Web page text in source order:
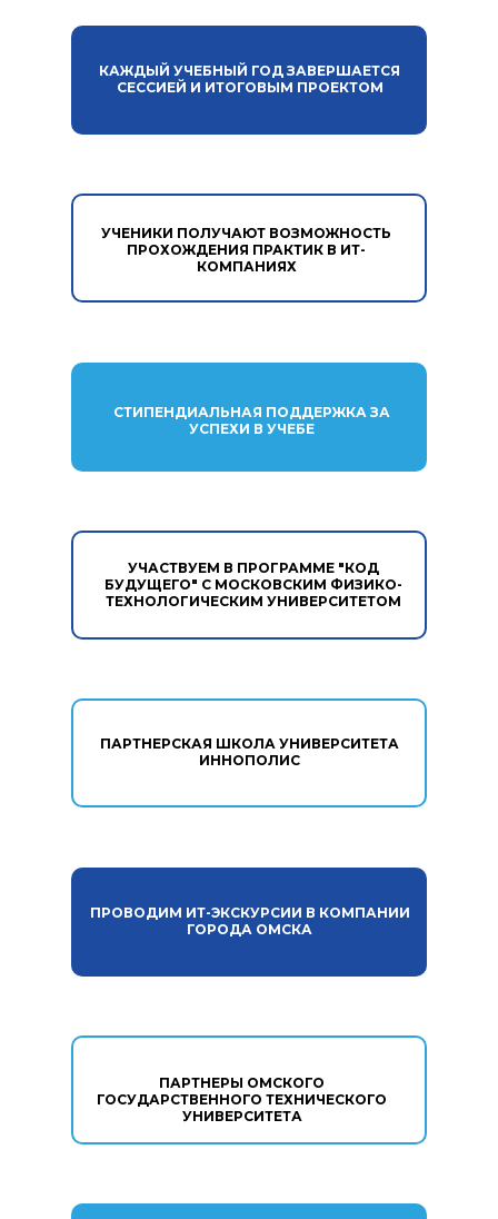
ПАРТНЕРСКАЯ ШКОЛА УНИВЕРСИТЕТА
ИННОПОЛИС
КАЖДЫЙ УЧЕБНЫЙ ГОД ЗАВЕРШАЕТСЯ
СЕССИЕЙ И ИТОГОВЫМ ПРОЕКТОМ
ПРОВОДИМ ИТ-ЭКСКУРСИИ В КОМПАНИИ
ГОРОДА ОМСКА
УЧЕНИКИ ПОЛУЧАЮТ ВОЗМОЖНОСТЬ
ПРОХОЖДЕНИЯ ПРАКТИК В ИТ-
КОМПАНИЯХ
ПАРТНЕРЫ ОМСКОГО
ГОСУДАРСТВЕННОГО ТЕХНИЧЕСКОГО
УНИВЕРСИТЕТА
СТИПЕНДИАЛЬНАЯ ПОДДЕРЖКА ЗА
УСПЕХИ В УЧЕБЕ
УЧАСТВУЕМ В ПРОГРАММЕ "КОД
БУДУЩЕГО" С МОСКОВСКИМ ФИЗИКО-
ТЕХНОЛОГИЧЕСКИМ УНИВЕРСИТЕТОМ